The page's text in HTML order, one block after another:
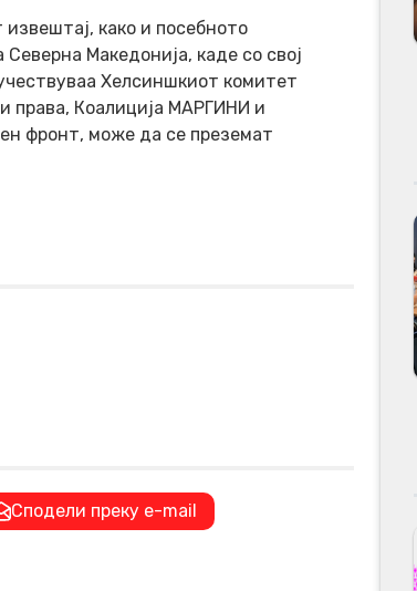
како и посебното
Северна Македонија, каде со свој
Хелсиншкиот комитет
права, Коалиција МАРГИНИ и
фронт, може да се преземат
Сподели преку e-mail